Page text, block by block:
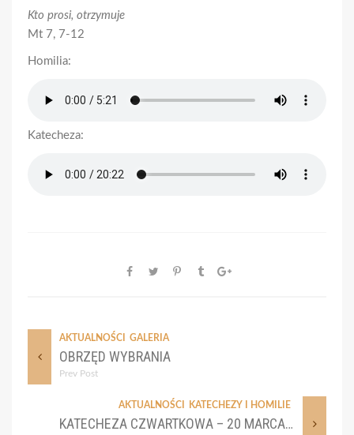
Kto prosi, otrzymuje
Mt 7, 7-12
Homilia:
Katecheza:
AKTUALNOŚCI GALERIA
OBRZĘD WYBRANIA
Prev Post
AKTUALNOŚCI KATECHEZY I HOMILIE
KATECHEZA CZWARTKOWA – 20 MARCA 2025